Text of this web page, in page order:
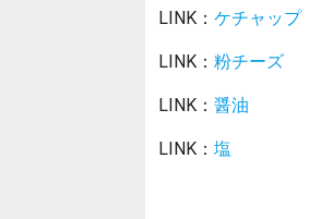
LINK： ケチャップ
LINK： 粉チーズ
LINK： 醤油
LINK： 塩